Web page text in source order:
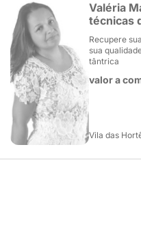
Valéria
técnicas
Recupere
sua
tântrica
valor a
Vila das